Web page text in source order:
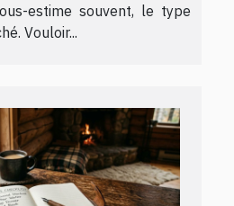
estime souvent, le type
Vouloir...